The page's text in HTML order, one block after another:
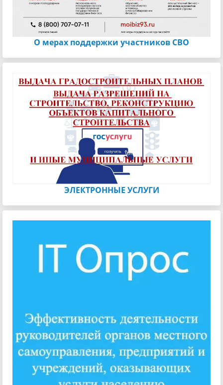
О мерах поддержки участников СВО
ЭЛЕКТРОННЫЕ УСЛУГИ